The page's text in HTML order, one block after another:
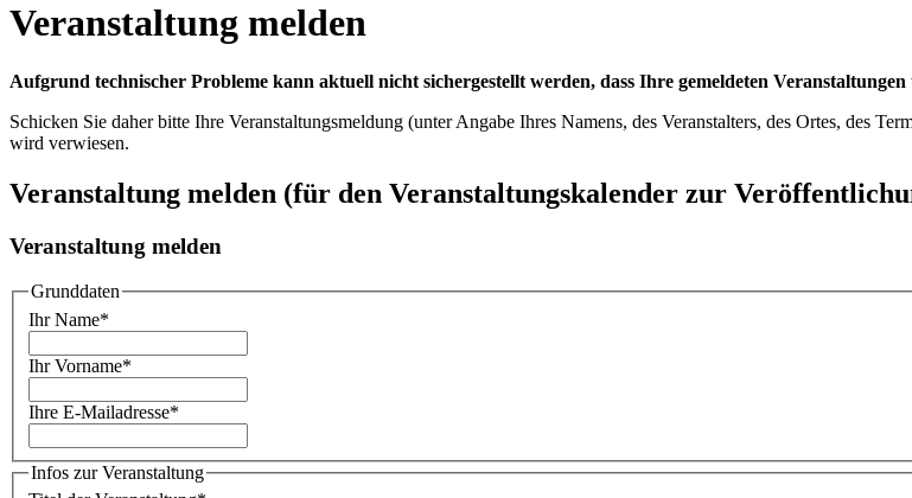
Veranstaltung melden
Aufgrund technischer Probleme kann aktuell nicht sichergestellt werden, dass Ihre gemeldeten
Schicken Sie daher bitte Ihre Veranstaltungsmeldung (unter Angabe Ihres Namens, des Veranstalters, des Ortes, des
wird verwiesen.
Veranstaltung melden (für den Veranstaltungskalender zur
Veranstaltung melden
Grunddaten
Ihr Name*
Ihr Vorname*
Ihre E-Mailadresse*
Infos zur Veranstaltung